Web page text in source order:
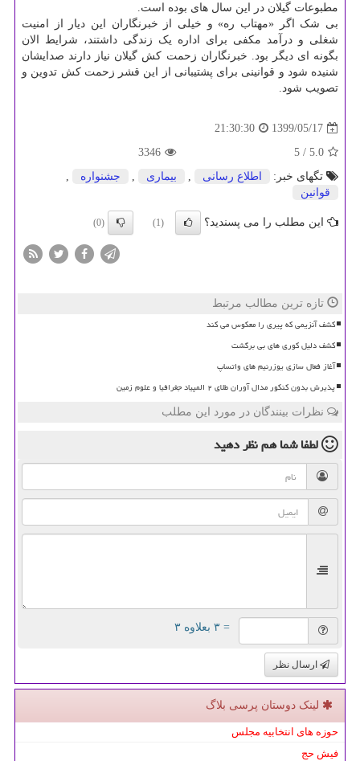
مطبوعات گیلان در این سال های بوده است.
بی شک اگر «مهتاب ره» و خیلی از خبرنگاران این دیار از امنیت
شغلی و درآمد مکفی برای اداره یک زندگی داشتند، شرایط الان
بگونه ای دیگر بود. خبرنگاران زحمت کش گیلان نیاز دارند صدایشان
شنیده شود و قوانینی برای پشتیبانی از این قشر زحمت کش تدوین و
تصویب شود.
1399/05/17
21:30:30
5.0
/ 5
3346
تگهای خبر:
اطلاع رسانی , بیماری , جشنواره
,
قوانین
این مطلب را می پسندید؟ (1)
(0)
تازه ترین مطالب مرتبط
کشف آنزیمی که پیری را معکوس می کند
کشف دلیل کوری های بی برگشت
آغاز فعال سازی یوزرنیم های واتساپ
پذیرش بدون کنکور مدال آوران طلای ۲ المپیاد جغرافیا و علوم زمین
نظرات بینندگان در مورد این مطلب
لطفا شما همنظر دهید
= ۳ بعلاوه ۳
ارسال نظر
لینک دوستان پرسی بلاگ
حوزه های انتخابیه مجلس
فیش حج